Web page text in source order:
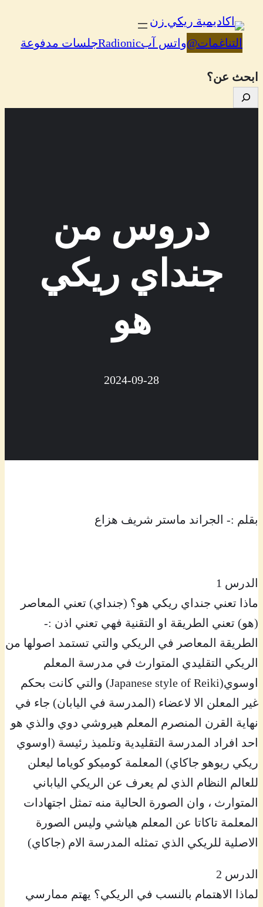
تخطى
إلى
المحتوى
التناغمات@واتس آبRadionicجلسات مدفوعة
ابحث عن؟
دروس من
جنداي ريكي
هو
2024-09-28
بقلم :- الجراند ماستر شريف هزاع
الدرس 1
ماذا تعني جنداي ريكي هو؟ (جنداي) تعني المعاصر
(هو) تعني الطريقة او التقنية فهي تعني اذن :-
الطريقة المعاصر في الريكي والتي تستمد اصولها من
الريكي التقليدي المتوارث في مدرسة المعلم
اوسوي(Japanese style of Reiki) والتي كانت بحكم
غير المعلن الا لاعضاء (المدرسة في اليابان) جاء في
نهاية القرن المنصرم المعلم هيروشي دوي والذي هو
احد افراد المدرسة التقليدية وتلميذ رئيسة (اوسوي
ريكي ريوهو جاكاي) المعلمة كوميكو كوياما ليعلن
للعالم النظام الذي لم يعرف عن الريكي الياباني
المتوارث ، وان الصورة الحالية منه تمثل اجتهادات
المعلمة تاكاتا عن المعلم هياشي وليس الصورة
الاصلية للريكي الذي تمثله المدرسة الام (جاكاي)
الدرس 2
لماذا الاهتمام بالنسب في الريكي؟ يهتم ممارسي